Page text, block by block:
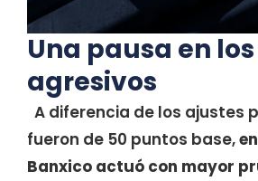
Una pausa en
agresivos
A diferencia de los ajustes
fueron de 50 puntos base,
Banxico actuó con mayor